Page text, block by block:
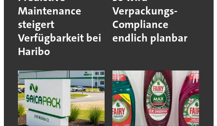
Maintenance
steigert
Verfügbarkeit bei
Haribo
Verpackungs-
Compliance
endlich planbar